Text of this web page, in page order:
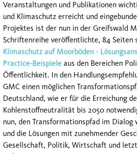
Veranstaltungen und Publikationen
und Klimaschutz erreicht und
Projektes ist der nun in der Greifswald
Schriftenreihe veröffentlichte, 84 Seiten
Klimaschutz auf Moorböden -
Practice-Beispiele aus den Bereichen
Öffentlichkeit. In den
GMC einen möglichen
Deutschland, wie er für die Erreichung
Kohlenstoffneutralität bis 2050
nun, den Transformationspfad im
und die Lösungen mit zunehmender
Gesellschaft, Politik, Wirtschaft und